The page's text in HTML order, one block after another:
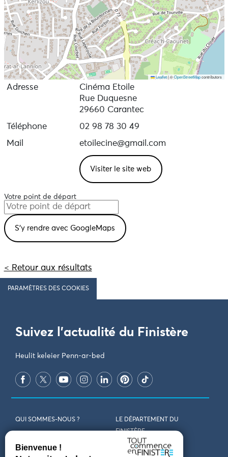
Leaflet|©OpenStreetMapcontributors
Adresse
Cinéma Etoile
Rue Duquesne
29660 Carantec
Téléphone
02 98 78 30 49
Mail
etoilecine@gmail.com
Visiter le site web
Votre point de départ
< Retour aux résultats
PARAMÈTRES DES COOKIES
Suivez l'actualité du Finistère
Heulit keleier Penn-ar-bed
QUI SOMMES-NOUS ?
LE DÉPARTEMENT DU
FINISTÈRE
REJOIGNEZ-NOUS VENIR EN FINISTÈRE